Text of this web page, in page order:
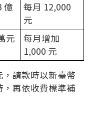
億
每月 12,000
元
元
每月增加
1,000 元
，請款時以新臺幣
再依收費標準補